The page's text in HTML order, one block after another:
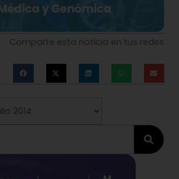
Comparte esta noticia en tus redes